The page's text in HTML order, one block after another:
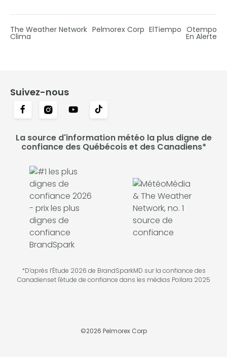
The Weather Network Pelmorex Corp ElTiempo Otempo
Clima En Alerte
Suivez-nous
La source d'information météo la plus digne de
confiance des Québécois et des Canadiens*
*D’après l’Étude 2026 de BrandSparkMD sur la confiance des
Canadienset l'étude de confiance dans les médias Pollara 2025
©2026 Pelmorex Corp